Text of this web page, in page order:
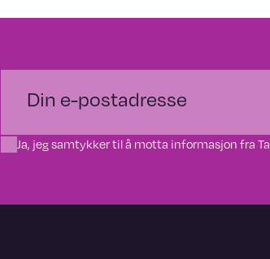
Ja, jeg samtykker til å motta informasjon fra